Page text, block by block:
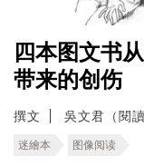
四本图文书
带来的创伤
撰文 吳文君（閱
迷繪本 图像阅读